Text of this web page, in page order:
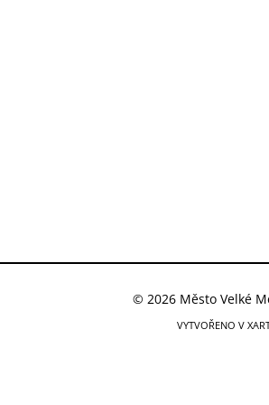
© 2026 Město Velké
VYTVOŘENO V